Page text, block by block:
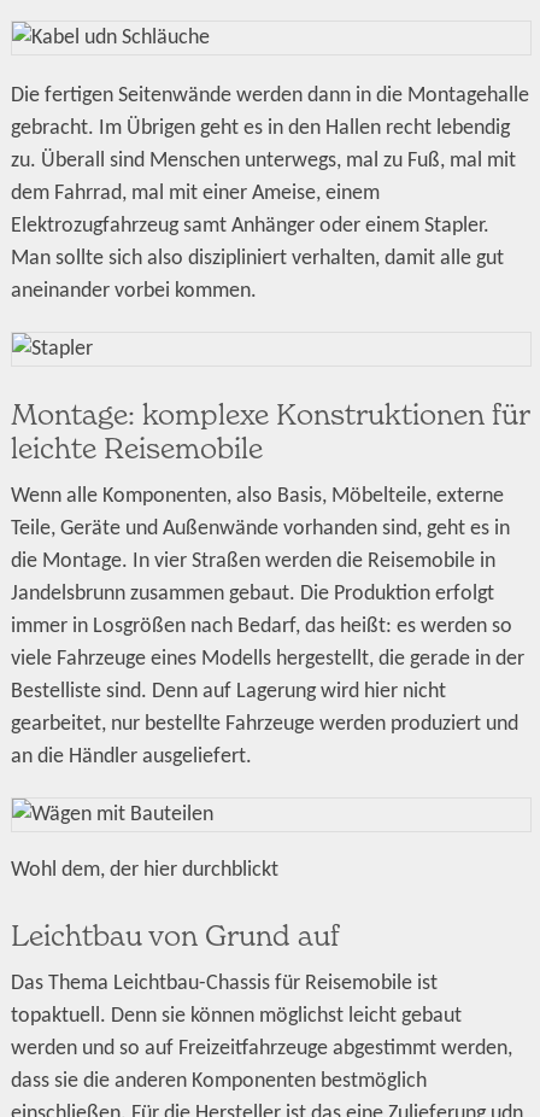
Die fertigen Seitenwände werden dann in die Montagehalle
gebracht. Im Übrigen geht es in den Hallen recht lebendig
zu. Überall sind Menschen unterwegs, mal zu Fuß, mal mit
dem Fahrrad, mal mit einer Ameise, einem
Elektrozugfahrzeug samt Anhänger oder einem Stapler.
Man sollte sich also diszipliniert verhalten, damit alle gut
aneinander vorbei kommen.
Montage: komplexe Konstruktionen für
leichte Reisemobile
Wenn alle Komponenten, also Basis, Möbelteile, externe
Teile, Geräte und Außenwände vorhanden sind, geht es in
die Montage. In vier Straßen werden die Reisemobile in
Jandelsbrunn zusammen gebaut. Die Produktion erfolgt
immer in Losgrößen nach Bedarf, das heißt: es werden so
viele Fahrzeuge eines Modells hergestellt, die gerade in der
Bestelliste sind. Denn auf Lagerung wird hier nicht
gearbeitet, nur bestellte Fahrzeuge werden produziert und
an die Händler ausgeliefert.
Wohl dem, der hier durchblickt
Leichtbau von Grund auf
Das Thema Leichtbau-Chassis für Reisemobile ist
topaktuell. Denn sie können möglichst leicht gebaut
werden und so auf Freizeitfahrzeuge abgestimmt werden,
dass sie die anderen Komponenten bestmöglich